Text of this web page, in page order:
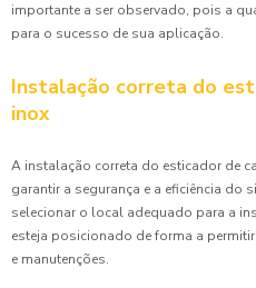
importante a ser observado, pois a
para o sucesso de sua aplicação.
Instalação correta do
inox
A instalação correta do esticador de
garantir a segurança e a eficiência do
selecionar o local adequado para a
esteja posicionado de forma a
e manutenções.